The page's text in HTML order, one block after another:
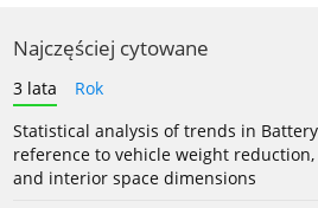
Najczęściej cytowane
3 lata
Rok
Statistical analysis of trends in
reference to vehicle weight
and interior space dimensions